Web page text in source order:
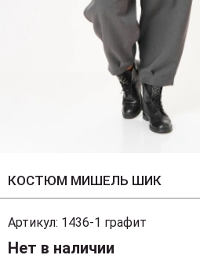
КОСТЮМ МИШЕЛЬ ШИК
Артикул: 1436-1 графит
Нет в наличии